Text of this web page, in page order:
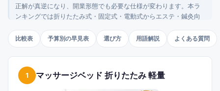
正解が真逆になり、開業形態でも必要な仕様が変わります。本ラ
ンキングでは折りたたみ式・固定式・電動式からエステ・鍼灸向
設か訪問かなど自分の働き方を先に決めて軸を絞ることです。
比較表 予算別の早見表 選び方 用語解説 よくある質問
1 マッサージベッド 折りたたみ 軽量